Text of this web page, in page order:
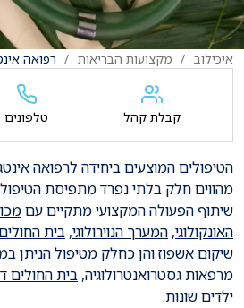
איכילוב מקצועות הבריאות רפואה
הטיפולים המוצעים ביחידה לרפואה
מהווים חלק בלתי נפרד מתפיסת
שיתוף הפעולה המקצועי מתקיים עם
האונקולוגי, המערך הנוירולוגי, בית
שיקום אשפוז והן כחלק מטיפול הניתן
מרפאות גסטרואנטרולוגיה, בית החולים
ילדים שונות.
קבלת קהל טלפונים